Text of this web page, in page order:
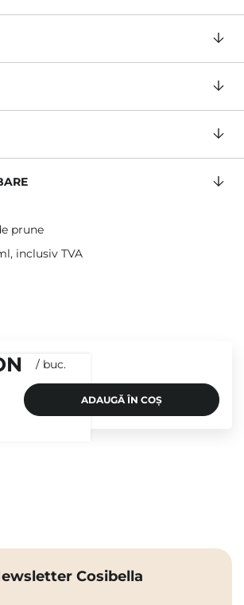
/ buc.
ADAUGĂ ÎN COȘ
prune
, inclusiv TVA
Cosibella